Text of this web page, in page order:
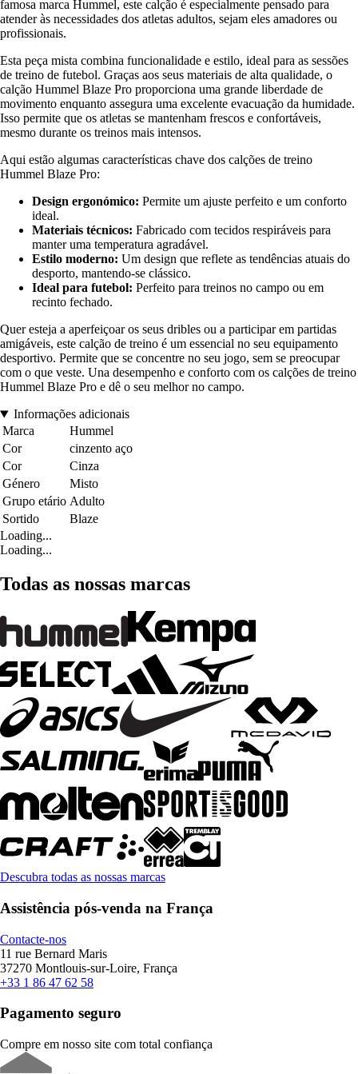
famosa marca Hummel, este calção é especialmente pensado para
atender às necessidades dos atletas adultos, sejam eles amadores ou
profissionais.
Esta peça mista combina funcionalidade e estilo, ideal para as sessões
de treino de futebol. Graças aos seus materiais de alta qualidade, o
calção Hummel Blaze Pro proporciona uma grande liberdade de
movimento enquanto assegura uma excelente evacuação da humidade.
Isso permite que os atletas se mantenham frescos e confortáveis,
mesmo durante os treinos mais intensos.
Aqui estão algumas características chave dos calções de treino
Hummel Blaze Pro:
Design ergonómico: Permite um ajuste perfeito e um conforto
ideal.
Materiais técnicos: Fabricado com tecidos respiráveis para
manter uma temperatura agradável.
Estilo moderno: Um design que reflete as tendências atuais do
desporto, mantendo-se clássico.
Ideal para futebol: Perfeito para treinos no campo ou em
recinto fechado.
Quer esteja a aperfeiçoar os seus dribles ou a participar em partidas
amigáveis, este calção de treino é um essencial no seu equipamento
desportivo. Permite que se concentre no seu jogo, sem se preocupar
com o que veste. Una desempenho e conforto com os calções de treino
Hummel Blaze Pro e dê o seu melhor no campo.
Informações adicionais
Marca
Hummel
Cor
cinzento aço
Cor
Cinza
Género
Misto
Grupo etário Adulto
Sortido
Blaze
Loading...
Loading...
Todas as nossas marcas
Descubra todas as nossas marcas
Assistência pós-venda na França
Contacte-nos
11 rue Bernard Maris
37270 Montlouis-sur-Loire, França
+33 1 86 47 62 58
Pagamento seguro
Compre em nosso site com total confiança